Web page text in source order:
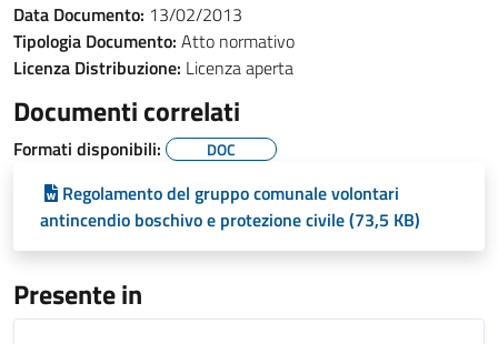
Data Documento: 13/02/2013
Tipologia Documento: Atto normativo
Licenza Distribuzione: Licenza aperta
Documenti correlati
Formati disponibili: DOC
Regolamento del gruppo comunale volontari
antincendio boschivo e protezione civile (73,5 KB)
Presente in